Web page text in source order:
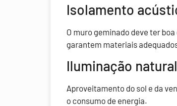
Isolamento
O muro geminado deve ter
garantem materiais
Iluminação natural
Aproveitamento do sol e da
o consumo de energia.